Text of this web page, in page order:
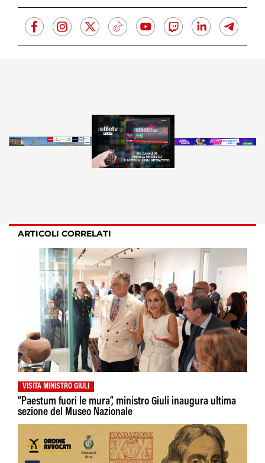
ARTICOLI CORRELATI
VISITA MINISTRO GIULI
“Paestum fuori le mura”, ministro Giuli inaugura ultima
sezione del Museo Nazionale